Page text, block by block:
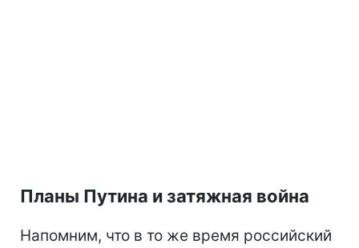
Планы Путина и затяжная война
Напомним, что в то же время российский